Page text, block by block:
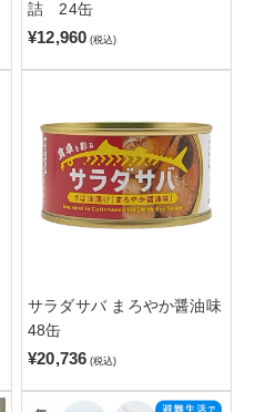
詰 24缶
¥12,960 (税込)
サラダサバ まろやか醤油味
48缶
¥20,736 (税込)